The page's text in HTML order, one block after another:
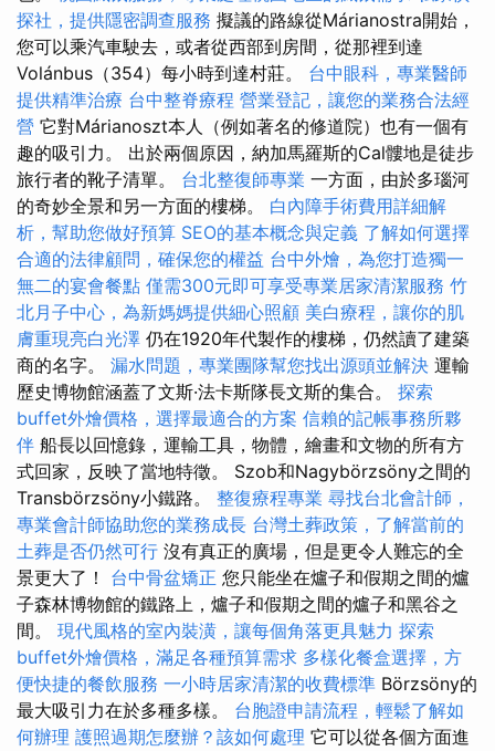
探社，提供隱密調查服務 擬議的路線從Márianostra開始，
您可以乘汽車駛去，或者從西部到房間，從那裡到達
Volánbus（354）每小時到達村莊。 台中眼科，專業醫師
提供精準治療 台中整脊療程 營業登記，讓您的業務合法經
營 它對Márianoszt本人（例如著名的修道院）也有一個有
趣的吸引力。 出於兩個原因，納加馬羅斯的Cal髏地是徒步
旅行者的靴子清單。 台北整復師專業 一方面，由於多瑙河
的奇妙全景和另一方面的樓梯。 白內障手術費用詳細解
析，幫助您做好預算 SEO的基本概念與定義 了解如何選擇
合適的法律顧問，確保您的權益 台中外燴，為您打造獨一
無二的宴會餐點 僅需300元即可享受專業居家清潔服務 竹
北月子中心，為新媽媽提供細心照顧 美白療程，讓你的肌
膚重現亮白光澤 仍在1920年代製作的樓梯，仍然讀了建築
商的名字。 漏水問題，專業團隊幫您找出源頭並解決 運輸
歷史博物館涵蓋了文斯·法卡斯隊長文斯的集合。 探索
buffet外燴價格，選擇最適合的方案 信賴的記帳事務所夥
伴 船長以回憶錄，運輸工具，物體，繪畫和文物的所有方
式回家，反映了當地特徵。 Szob和Nagybörzsöny之間的
Transbörzsöny小鐵路。 整復療程專業 尋找台北會計師，
專業會計師協助您的業務成長 台灣土葬政策，了解當前的
土葬是否仍然可行 沒有真正的廣場，但是更令人難忘的全
景更大了！ 台中骨盆矯正 您只能坐在爐子和假期之間的爐
子森林博物館的鐵路上，爐子和假期之間的爐子和黑谷之
間。 現代風格的室內裝潢，讓每個角落更具魅力 探索
buffet外燴價格，滿足各種預算需求 多樣化餐盒選擇，方
便快捷的餐飲服務 一小時居家清潔的收費標準 Börzsöny的
最大吸引力在於多種多樣。 台胞證申請流程，輕鬆了解如
何辦理 護照過期怎麼辦？該如何處理 它可以從各個方面進